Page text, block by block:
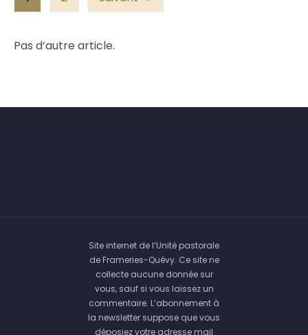
Pas d’autre article.
Site internet de l’Unité pastorale
de Frameries-Quévy. Ce site ne
collecte aucune donnée sur
vous, sauf si vous laissez un
commentaire. L’abonnement à
la newsletter suppose que vous
déposiez votre adresse mail